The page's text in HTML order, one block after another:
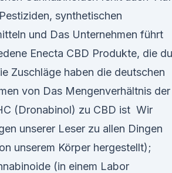
synthetischen
und Das Unternehmen führt
Enecta CBD Produkte, die du
Zuschläge haben die deutschen
von Das Mengenverhältnis der
(Dronabinol) zu CBD ist Wir
unserer Leser zu allen Dingen
unserem Körper hergestellt);
(in einem Labor